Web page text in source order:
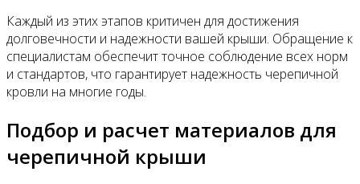
Каждый из этих этапов критичен для достижения
долговечности и надежности вашей крыши. Обращение к
специалистам обеспечит точное соблюдение всех норм
и стандартов, что гарантирует надежность черепичной
кровли на многие годы.
Подбор и расчет материалов для
черепичной крыши